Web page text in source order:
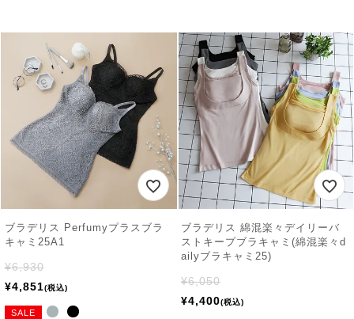
ブラデリス Perfumyプラスブラ
キャミ25A1
¥6,930
¥4,851 税込
SALE
ブラデリス 綿混楽々デイリーバ
ストキープブラキャミ(綿混楽々d
ailyブラキャミ25)
¥6,050
¥4,400 税込